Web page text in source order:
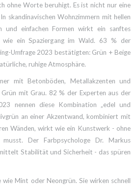
ohne Worte beruhigt. Es ist nicht nur eine
skandinavischen Wohnzimmern mit hellen
und einfachen Formen wirkt ein sanftes
ein Spaziergang im Wald. 63 % der
Umfrage 2023 bestätigten: Grün + Beige
ruhige Atmosphäre.
mit Betonböden, Metallakzenten und
mit Grau. 82 % der Experten aus der
nennen diese Kombination „edel und
an einer Akzentwand, kombiniert mit
Wänden, wirkt wie ein Kunstwerk - ohne
Der Farbpsychologe Dr. Markus
Stabilität und Sicherheit - das spüren
wie Mint oder Neongrün. Sie wirken schnell